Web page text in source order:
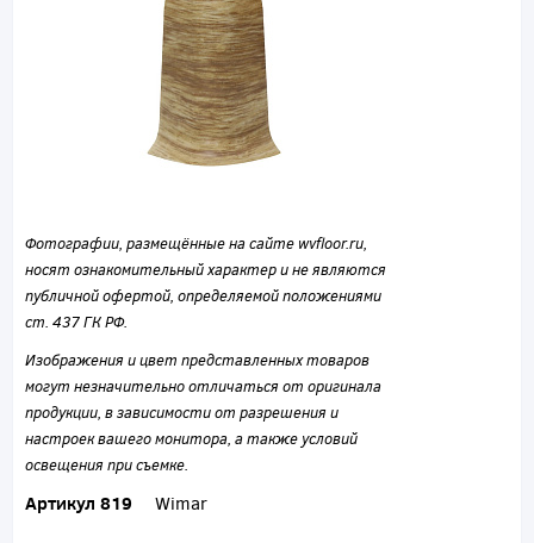
Фотографии, размещённые на сайте wvfloor.ru,
носят ознакомительный характер и не являются
публичной офертой, определяемой положениями
ст. 437 ГК РФ.
Изображения и цвет представленных товаров
могут незначительно отличаться от оригинала
продукции, в зависимости от разрешения и
настроек вашего монитора, а также условий
освещения при съемке.
Артикул 819 Wimar